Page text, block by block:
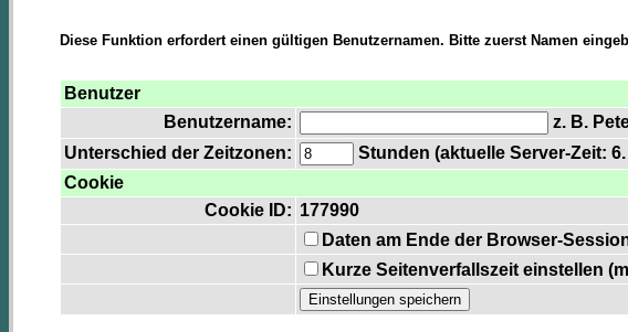
Diese Funktion erfordert einen gültigen Benutzernamen. Bitte zuerst Namen
Benutzer
Benutzername:
z. B.
Unterschied der Zeitzonen:
Stunden (aktuelle Server-Zeit:
Cookie
Cookie ID: 177990
Daten am Ende der Browser-
Kurze Seitenverfallszeit einstellen